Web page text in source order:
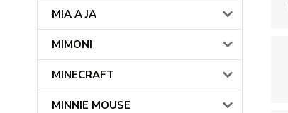
MIA A JA
MIMONI
MINECRAFT
MINNIE MOUSE